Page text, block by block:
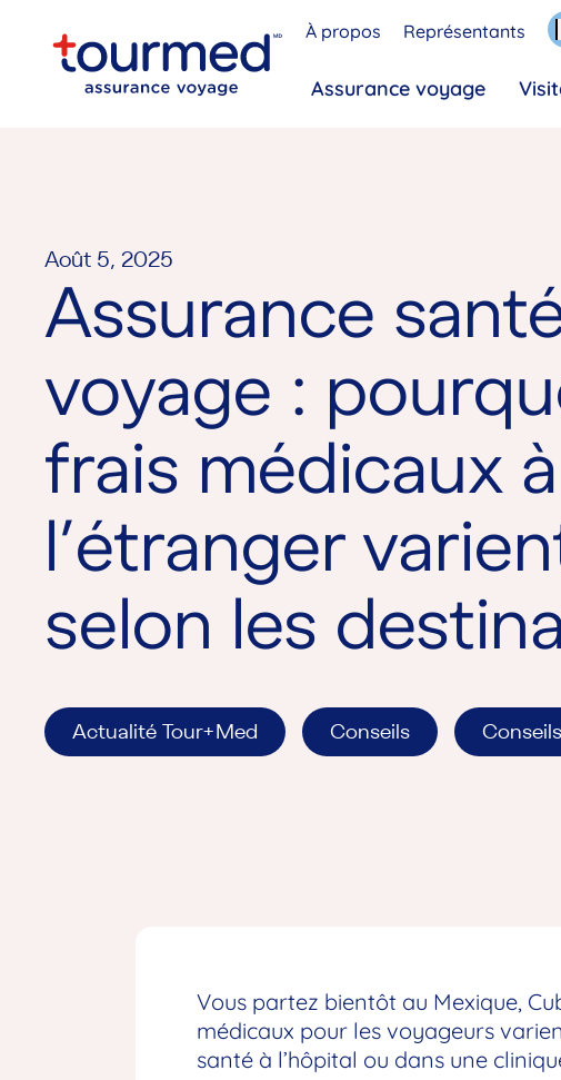
À propos Représentants
Assurance voyage
Août 5, 2025
Assurance
voyage :
frais médicaux à
l’étranger
selon les
Actualité Tour+Med Conseils
Vous partez bientôt au Mexique,
médicaux pour les voyageurs
santé à l’hôpital ou dans une